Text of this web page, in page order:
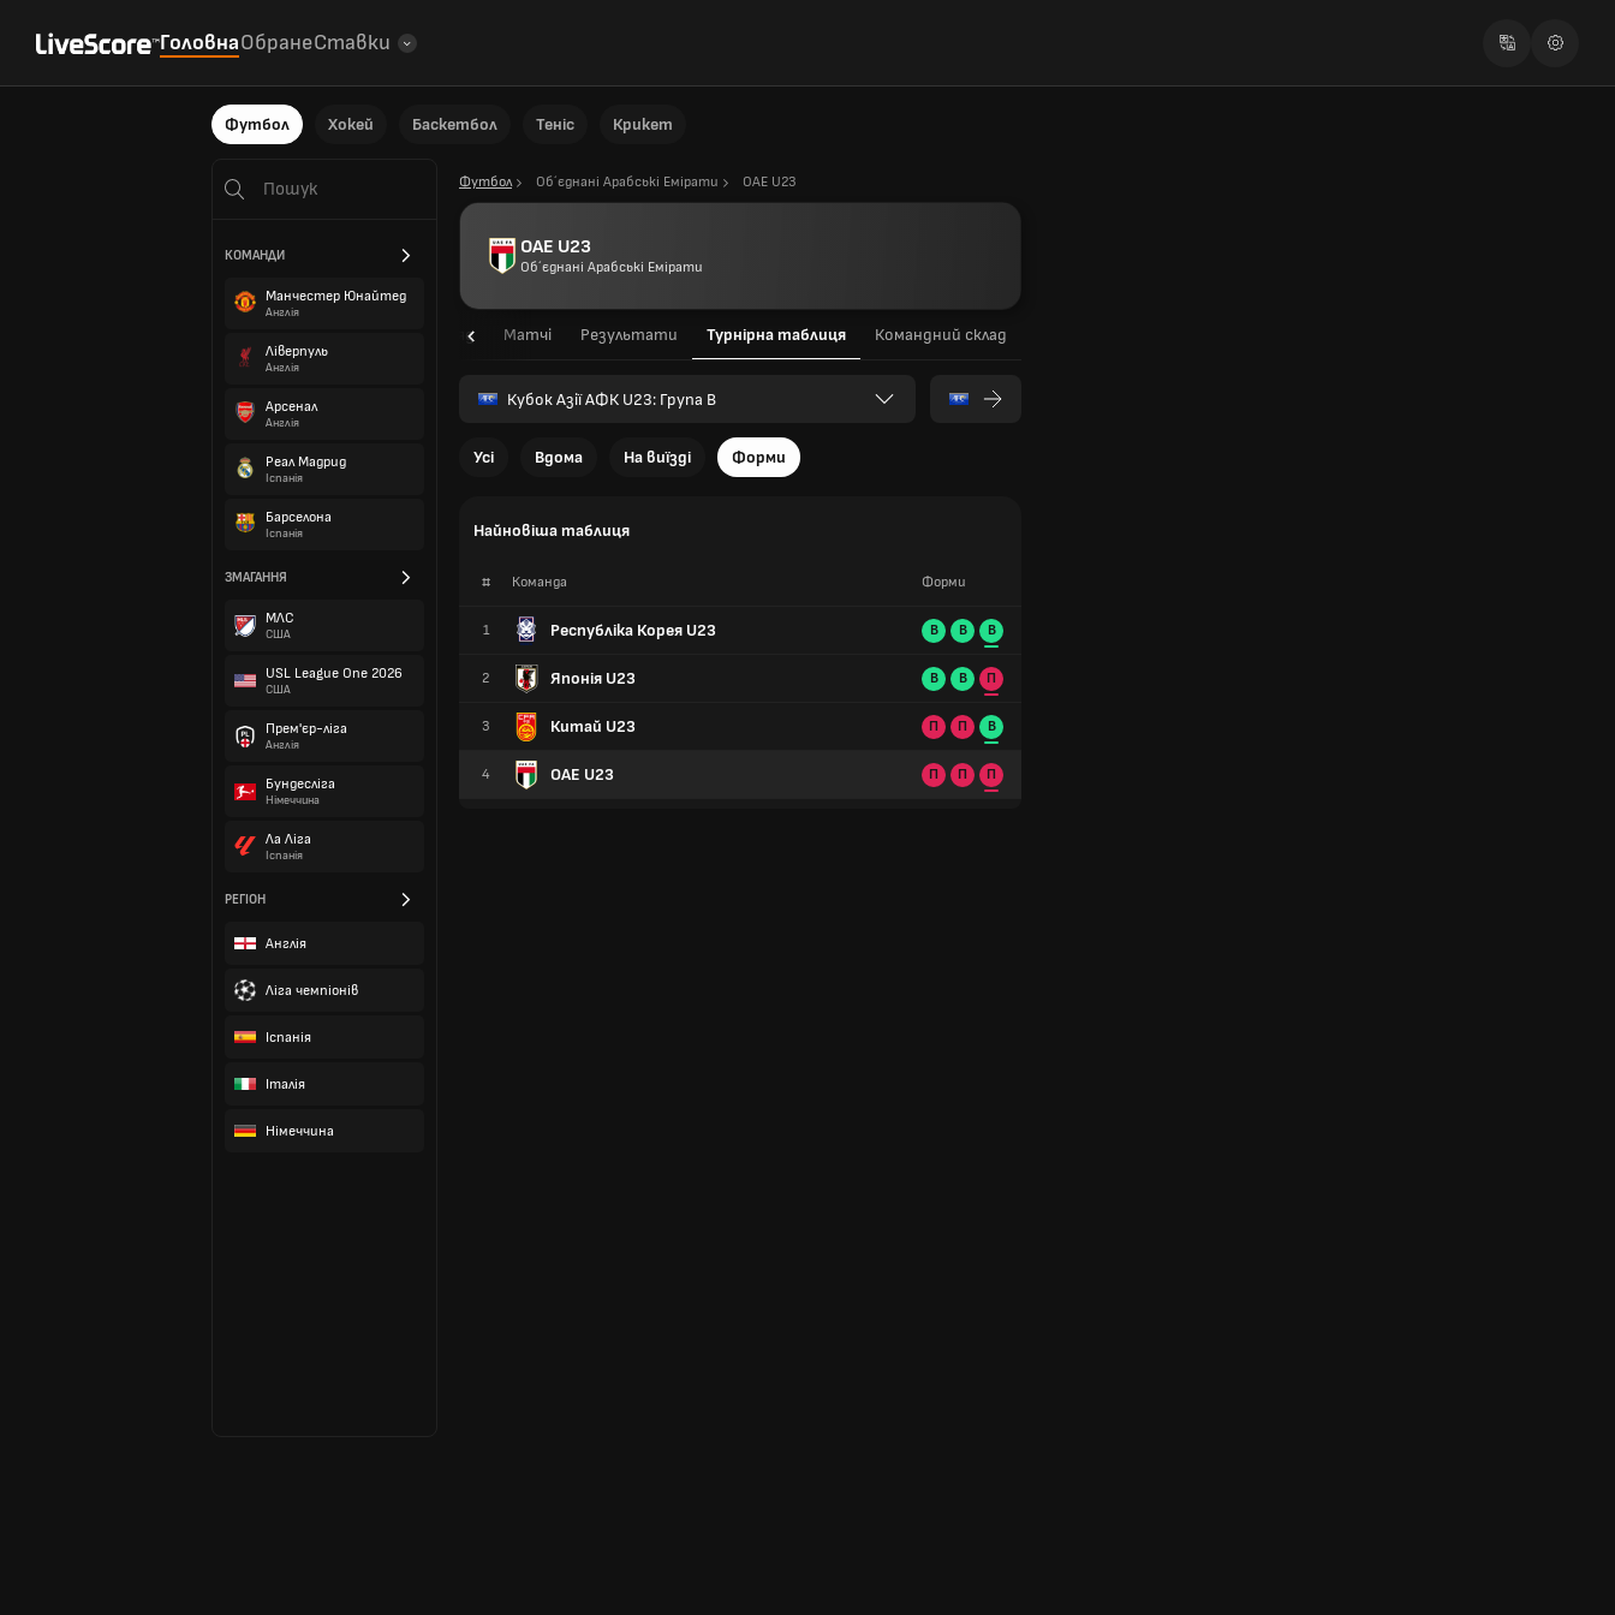
ГоловнаОбранеСтавки
Футбол Хокей Баскетбол Теніс Крикет
КОМАНДИ
Манчестер Юнайтед
Англія
Ліверпуль
Англія
Арсенал
Англія
Реал Мадрид
Іспанія
Барселона
Іспанія
ЗМАГАННЯ
МЛС
США
USL League One 2026
США
Прем'єр-ліга
Англія
Бундесліга
Німеччина
Ла Ліга
Іспанія
РЕГІОН
Англія
Ліга чемпіонів
Іспанія
Італія
Німеччина
Футбол Об´єднані Арабські Емірати ОАЕ U23
ОАЕ U23
Об´єднані Арабські Емірати
Огляд Матчі Результати Турнірна таблиця Командний склад
Кубок Азії АФК U23: Група B
Усі Вдома На виїзді Форми
Найновіша таблиця
# Команда
1 Республіка Корея U23
2 Японія U23
3 Китай U23
4 ОАЕ U23
Форми
В В В
В В П
П П В
П П П